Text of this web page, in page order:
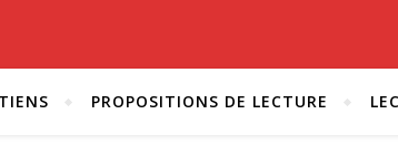
PROPOSITIONS DE LECTURE